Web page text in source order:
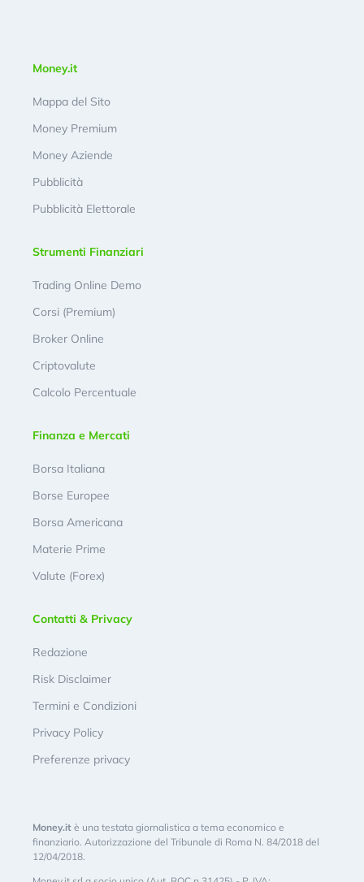
Money.it
Mappa del Sito
Money Premium
Money Aziende
Pubblicità
Pubblicità Elettorale
Strumenti Finanziari
Trading Online Demo
Corsi (Premium)
Broker Online
Criptovalute
Calcolo Percentuale
Finanza e Mercati
Borsa Italiana
Borse Europee
Borsa Americana
Materie Prime
Valute (Forex)
Contatti & Privacy
Redazione
Risk Disclaimer
Termini e Condizioni
Privacy Policy
Preferenze privacy
Money.it è una testata giornalistica a tema economico e
finanziario. Autorizzazione del Tribunale di Roma N. 84/2018 del
12/04/2018.